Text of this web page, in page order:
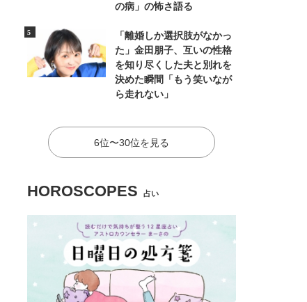
の病」の怖さ語る
「離婚しか選択肢がなかっ
た」金田朋子、互いの性格
を知り尽くした夫と別れを
決めた瞬間「もう笑いなが
ら走れない」
6位〜30位を見る
HOROSCOPES 占い